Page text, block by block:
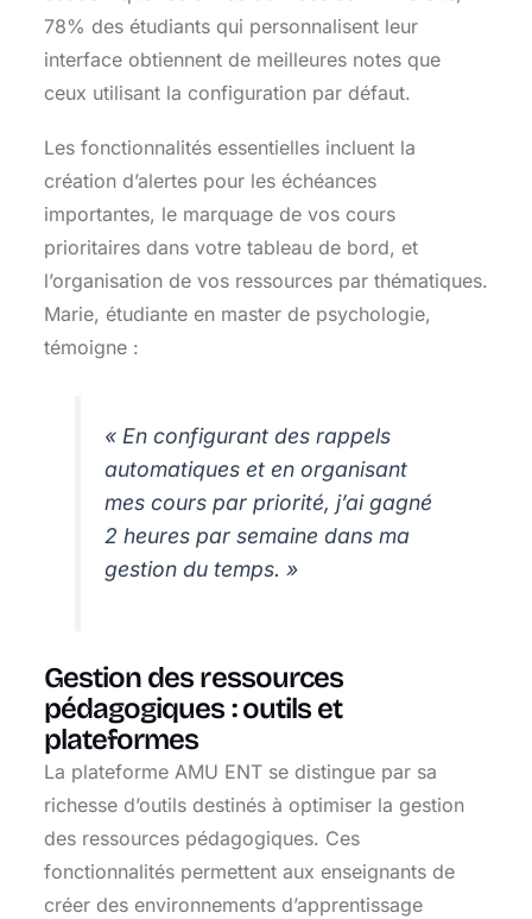
78% des étudiants qui personnalisent leur
interface obtiennent de meilleures notes que
ceux utilisant la configuration par défaut.
Les fonctionnalités essentielles incluent la
création d’alertes pour les échéances
importantes, le marquage de vos cours
prioritaires dans votre tableau de bord, et
l’organisation de vos ressources par thématiques.
Marie, étudiante en master de psychologie,
témoigne :
« En configurant des rappels
automatiques et en organisant
mes cours par priorité, j’ai gagné
2 heures par semaine dans ma
gestion du temps. »
Gestion des ressources
pédagogiques : outils et
plateformes
La plateforme AMU ENT se distingue par sa
richesse d’outils destinés à optimiser la gestion
des ressources pédagogiques. Ces
fonctionnalités permettent aux enseignants de
créer des environnements d’apprentissage